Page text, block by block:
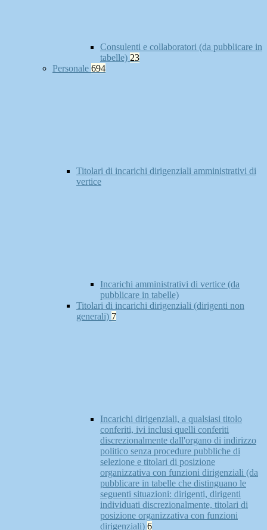
Consulenti e collaboratori (da pubblicare in
tabelle) 23
Personale 694
Titolari di incarichi dirigenziali amministrativi di
vertice
Incarichi amministrativi di vertice (da
pubblicare in tabelle)
Titolari di incarichi dirigenziali (dirigenti non
generali) 7
Incarichi dirigenziali, a qualsiasi titolo
conferiti, ivi inclusi quelli conferiti
discrezionalmente dall'organo di indirizzo
politico senza procedure pubbliche di
selezione e titolari di posizione
organizzativa con funzioni dirigenziali (da
pubblicare in tabelle che distinguano le
seguenti situazioni: dirigenti, dirigenti
individuati discrezionalmente, titolari di
posizione organizzativa con funzioni
dirigenziali) 6